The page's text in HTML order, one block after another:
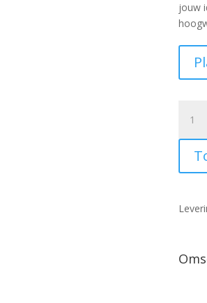
jouw
Duiven
met
sta-
aantal